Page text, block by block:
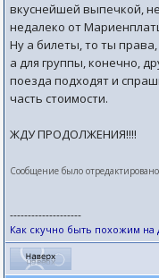
вкуснейшей выпечкой,
недалеко от
Ну а билеты, то ты
а для группы, конечно,
поезда подходят и
часть стоимости.
ЖДУ ПРОДОЛЖЕНИЯ!!!!
Сообщение было
--------------------
Как скучно быть похожим на